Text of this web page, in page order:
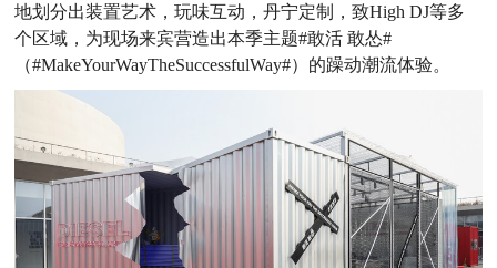
地划分出装置艺术，玩味互动，丹宁定制，致High DJ等多
个区域，为现场来宾营造出本季主题#敢活 敢怂#
（#MakeYourWayTheSuccessfulWay#）的躁动潮流体验。